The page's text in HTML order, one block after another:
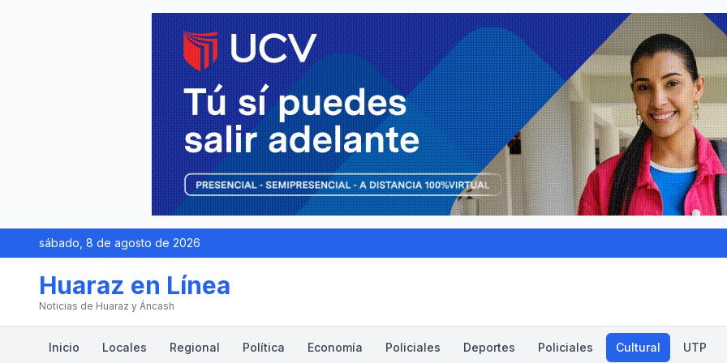
sábado, 8 de agosto de 2026
Huaraz en Línea
Noticias de Huaraz y Áncash
Inicio Locales Regional Política Economía Policiales Deportes Policiales Cultural UTP